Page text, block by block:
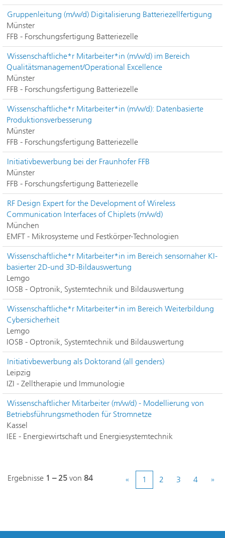
Gruppenleitung (m/w/d) Digitalisierung Batteriezellfertigung
Münster
FFB - Forschungsfertigung Batteriezelle
Wissenschaftliche*r Mitarbeiter*in (m/w/d) im Bereich
Qualitätsmanagement/Operational Excellence
Münster
FFB - Forschungsfertigung Batteriezelle
Wissenschaftliche*r Mitarbeiter*in (m/w/d): Datenbasierte
Produktionsverbesserung
Münster
FFB - Forschungsfertigung Batteriezelle
Initiativbewerbung bei der Fraunhofer FFB
Münster
FFB - Forschungsfertigung Batteriezelle
RF Design Expert for the Development of Wireless
Communication Interfaces of Chiplets (m/w/d)
München
EMFT - Mikrosysteme und Festkörper-Technologien
Wissenschaftliche*r Mitarbeiter*in im Bereich sensornaher KI-
basierter 2D-und 3D-Bildauswertung
Lemgo
IOSB - Optronik, Systemtechnik und Bildauswertung
Wissenschaftliche*r Mitarbeiter*in im Bereich Weiterbildung
Cybersicherheit
Lemgo
IOSB - Optronik, Systemtechnik und Bildauswertung
Initiativbewerbung als Doktorand (all genders)
Leipzig
IZI - Zelltherapie und Immunologie
Wissenschaftlicher Mitarbeiter (m/w/d) - Modellierung von
Betriebsführungsmethoden für Stromnetze
Kassel
IEE - Energiewirtschaft und Energiesystemtechnik
Ergebnisse 1 – 25 von 84 « 1 2 3 4 »